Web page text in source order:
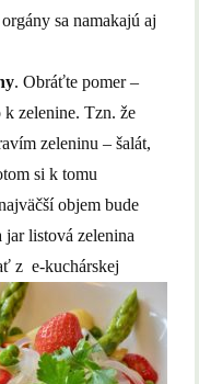
sa namakajú aj
. Obráťte pomer –
zelenine. Tzn. že
zeleninu – šalát,
si k tomu
objem bude
listová zelenina
z e-kuchárskej